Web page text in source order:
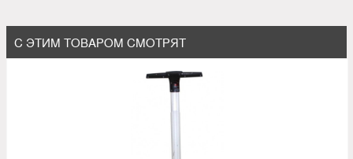
С ЭТИМ ТОВАРОМ СМОТРЯТ